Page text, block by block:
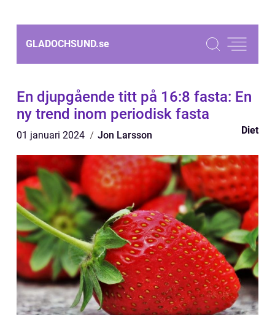
GLADOCHSUND.se
En djupgående titt på 16:8 fasta: En
ny trend inom periodisk fasta
01 januari 2024 Jon Larsson Diet